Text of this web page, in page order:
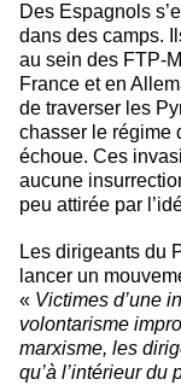
Des Espagnols
dans des camps.
au sein des FTP-
France et en
de traverser les
chasser le régime
échoue. Ces
aucune
peu attirée par
Les dirigeants du
lancer un
« Victimes d’une
volontarisme
marxisme, les
qu’à l’intérieur